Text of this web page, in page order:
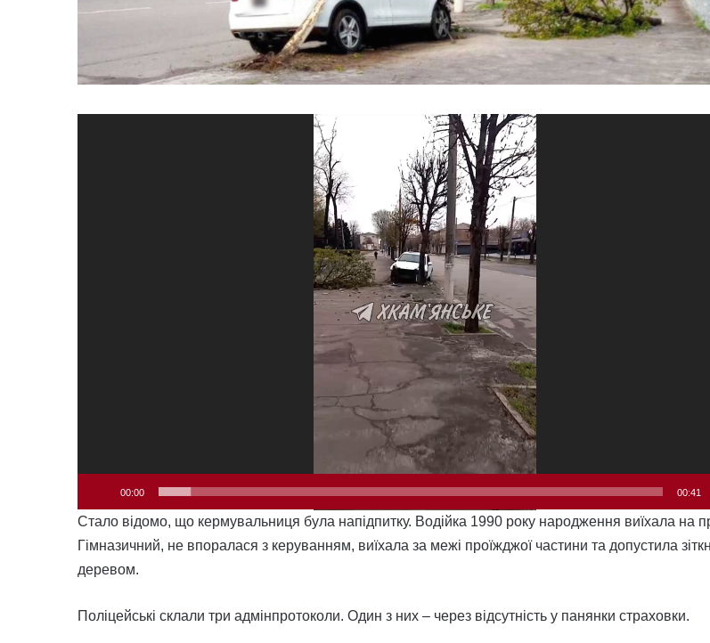
00:00 00:41
Стало відомо, що кермувальниця була напідпитку. Водійка 1990 року народження виїхала на
Гімназичний, не впоралася з керуванням, виїхала за межі проїжджої частини та допустила
деревом.
Поліцейські склали три адмінпротоколи. Один з них – через відсутність у панянки страховки.